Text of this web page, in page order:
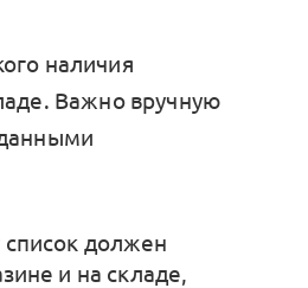
наличия
Важно вручную
список должен
и на складе,